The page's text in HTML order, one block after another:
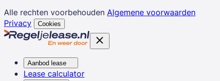
Alle rechten voorbehouden Algemene voorwaarden
Privacy
Cookies
Aanbod lease
Lease calculator